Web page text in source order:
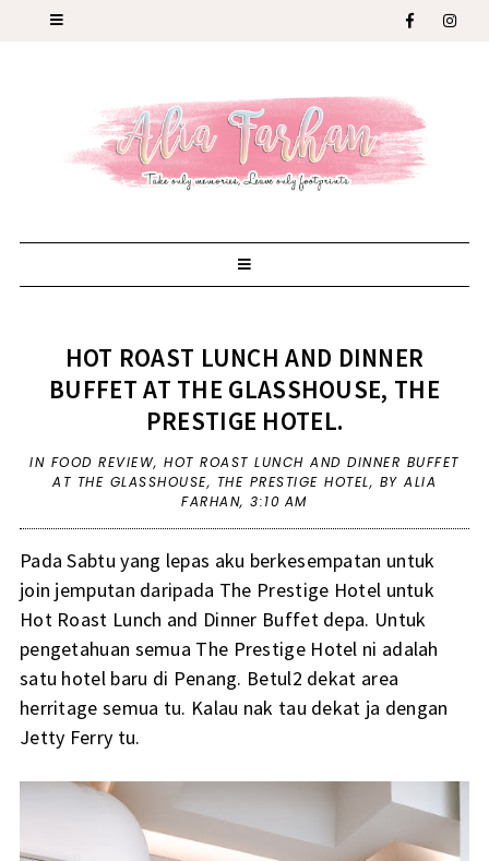
HOT ROAST LUNCH AND DINNER
BUFFET AT THE GLASSHOUSE, THE
PRESTIGE HOTEL.
IN FOOD REVIEW,HOT ROAST LUNCH AND DINNER BUFFET
AT THE GLASSHOUSE, THE PRESTIGE HOTEL, BY ALIA
FARHAN,3:10 AM
Pada Sabtu yang lepas aku berkesempatan untuk
join jemputan daripada The Prestige Hotel untuk
Hot Roast Lunch and Dinner Buffet depa. Untuk
pengetahuan semua The Prestige Hotel ni adalah
satu hotel baru di Penang. Betul2 dekat area
herritage semua tu. Kalau nak tau dekat ja dengan
Jetty Ferry tu.